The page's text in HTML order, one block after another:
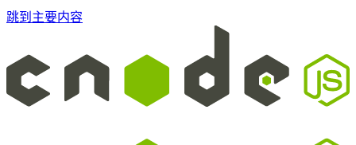
跳到主要内容